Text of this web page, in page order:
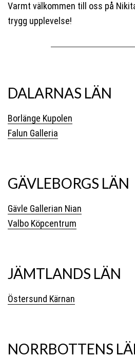
Varmt välkommen till oss på
trygg upplevelse!
DALARNAS LÄN
Borlänge Kupolen
Falun Galleria
GÄVLEBORGS LÄN
Gävle Gallerian Nian
Valbo Köpcentrum
JÄMTLANDS LÄN
Östersund Kärnan
NORRBOTTENS